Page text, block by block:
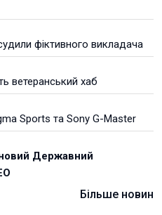
фіктивного викладача
ветеранський хаб
Sports та Sony G-Master
Державний
Більше новин